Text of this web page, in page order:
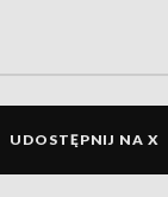
UDOSTĘPNIJ NA X